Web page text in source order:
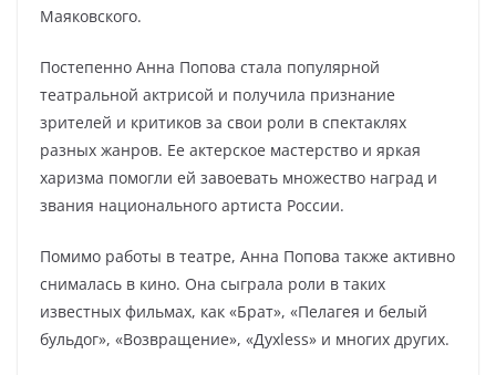
Маяковского.
Постепенно Анна Попова стала популярной
театральной актрисой и получила признание
зрителей и критиков за свои роли в спектаклях
разных жанров. Ее актерское мастерство и яркая
харизма помогли ей завоевать множество наград и
звания национального артиста России.
Помимо работы в театре, Анна Попова также активно
снималась в кино. Она сыграла роли в таких
известных фильмах, как «Брат», «Пелагея и белый
бульдог», «Возвращение», «Духless» и многих других.